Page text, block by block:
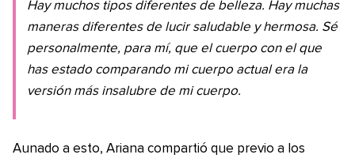
Hay muchos tipos diferentes de belleza. Hay muchas
maneras diferentes de lucir saludable y hermosa. Sé
personalmente, para mí, que el cuerpo con el que
has estado comparando mi cuerpo actual era la
versión más insalubre de mi cuerpo.
Aunado a esto, Ariana compartió que previo a los